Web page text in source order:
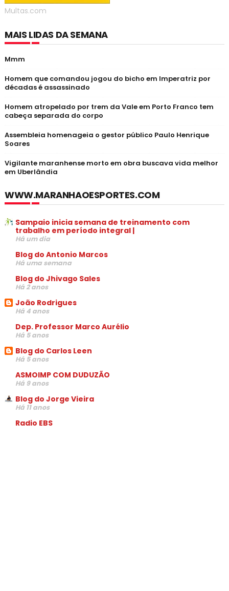
Multas.com
MAIS LIDAS DA SEMANA
Mmm
Homem que comandou jogou do bicho em Imperatriz por
décadas é assassinado
Homem atropelado por trem da Vale em Porto Franco tem
cabeça separada do corpo
Assembleia homenageia o gestor público Paulo Henrique
Soares
Vigilante maranhense morto em obra buscava vida melhor
em Uberlândia
WWW.MARANHAOESPORTES.COM
Sampaio inicia semana de treinamento com
trabalho em período integral |
Há um dia
Blog do Antonio Marcos
Há uma semana
Blog do Jhivago Sales
Há 2 anos
João Rodrigues
Há 4 anos
Dep. Professor Marco Aurélio
Há 5 anos
Blog do Carlos Leen
Há 5 anos
ASMOIMP COM DUDUZÃO
Há 9 anos
Blog do Jorge Vieira
Há 11 anos
Radio EBS